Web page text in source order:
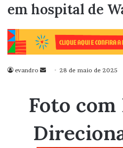
em hospital de
evandro
Mande
mail
28 de maio de 2025
Foto